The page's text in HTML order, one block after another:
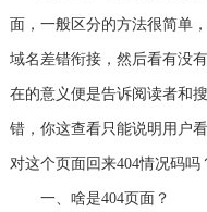
面，一般区分的方法很简单
域名差错衔接，然后看有没
在的意义便是告诉阅读者和
错，你这查看只能说明用户
对这个页面回来404情况码吗
一、啥是404页面？